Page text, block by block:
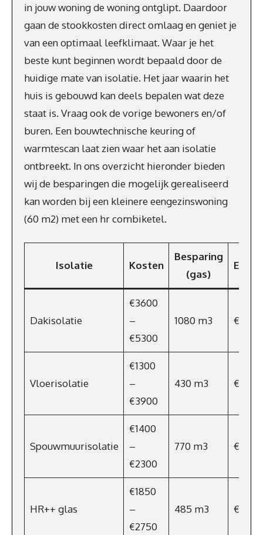
in jouw woning de woning ontglipt. Daardoor
gaan de stookkosten direct omlaag en geniet je
van een optimaal leefklimaat. Waar je het
beste kunt beginnen wordt bepaald door de
huidige mate van isolatie. Het jaar waarin het
huis is gebouwd kan deels bepalen wat deze
staat is. Vraag ook de vorige bewoners en/of
buren. Een bouwtechnische keuring of
warmtescan laat zien waar het aan isolatie
ontbreekt. In ons overzicht hieronder bieden
wij de besparingen die mogelijk gerealiseerd
kan worden bij een kleinere eengezinswoning
(60 m2) met een hr combiketel.
Isolatie Kosten
Besparing
(gas)
Dakisolatie
€3600
–
€5300
1080 m3 €702
Vloerisolatie
€1300
–
€3900
430 m3 €280
Spouwmuurisolatie
€1400
–
€2300
770 m3 €501
HR++ glas
€1850
–
€2750
485 m3